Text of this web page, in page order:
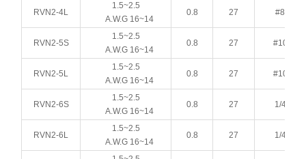
RVN2-4L
1.5~2.5
A.W.G 16~14
0.8 27 #8
RVN2-5S
1.5~2.5
A.W.G 16~14
0.8 27 #10
RVN2-5L
1.5~2.5
A.W.G 16~14
0.8 27 #10
RVN2-6S
1.5~2.5
A.W.G 16~14
0.8 27 1/4
RVN2-6L
1.5~2.5
A.W.G 16~14
0.8 27 1/4